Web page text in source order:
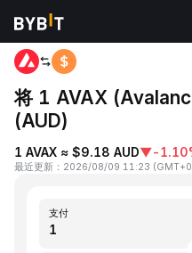
首页 AVAX to AUD
将 1 AVAX
(AUD)
1 AVAX ≈ $9.18 AUD▼-
最近更新 ： 2026/08/09 11:23 (GMT+0
支付